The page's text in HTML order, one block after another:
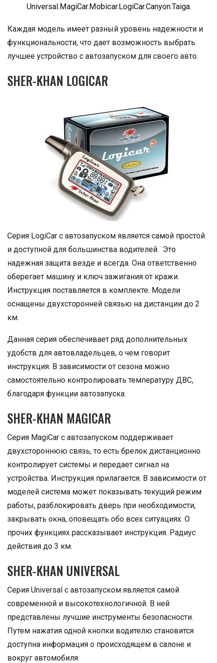
Universal.MagiCar.Mobicar.LogiCar.Canyon.Taiga.
Каждая модель имеет разный уровень надежности и
функциональности, что дает возможность выбрать
лучшее устройство с автозапуском для своего авто.
SHER-KHAN LOGICAR
Серия LogiCar с автозапуском является самой простой
и доступной для большинства водителей. Это
надежная защита везде и всегда. Она ответственно
оберегает машину и ключ зажигания от кражи.
Инструкция поставляется в комплекте. Модели
оснащены двухсторонней связью на дистанции до 2
км.
Данная серия обеспечивает ряд дополнительных
удобств для автовладельцев, о чем говорит
инструкция. В зависимости от сезона можно
самостоятельно контролировать температуру ДВС,
благодаря функции автозапуска.
SHER-KHAN MAGICAR
Серия MagiCar с автозапуском поддерживает
двухстороннюю связь, то есть брелок дистанционно
контролирует системы и передает сигнал на
устройства. Инструкция прилагается. В зависимости от
моделей система может показывать текущий режим
работы, разблокировать дверь при необходимости,
закрывать окна, оповещать обо всех ситуациях. О
прочих функциях рассказывает инструкция. Радиус
действия до 3 км.
SHER-KHAN UNIVERSAL
Серия Universal с автозапуском является самой
современной и высокотехнологичной. В ней
представлены лучшие инструменты безопасности.
Путем нажатия одной кнопки водителю становится
доступна информация о происходящем в салоне и
вокруг автомобиля.